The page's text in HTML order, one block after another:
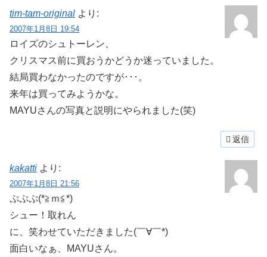
tim-tam-original より:
2007年1月8日 19:54
ロイズのシュトーレン、
クリスマス前に買おうかどうか迷っていました。
結局買わなかったのですが･･･。
来年は買ってみようかな。
MAYUさんの写真と説明にやられました(笑)
返信
kakatti より:
2007年1月8日 21:56
ぷぷぷ(*≧ｍ≦*)
シュー！取れん
に、笑わせていただきました(￣∀￣*)
面白いなぁ、MAYUさん。